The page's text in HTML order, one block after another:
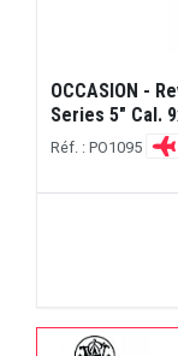
OCCASION -
Series 5" Cal.
Réf. : PO1095